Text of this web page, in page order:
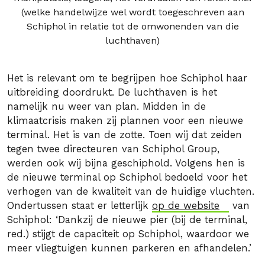
Het is relevant om te begrijpen hoe Schiphol haar
uitbreiding doordrukt. De luchthaven is het
namelijk nu weer van plan. Midden in de
klimaatcrisis maken zij plannen voor een nieuwe
terminal. Het is van de zotte. Toen wij dat zeiden
tegen twee directeuren van Schiphol Group,
werden ook wij bijna geschiphold. Volgens hen is
de nieuwe terminal op Schiphol bedoeld voor het
verhogen van de kwaliteit van de huidige vluchten.
Ondertussen staat er letterlijk op de website
van
Schiphol: ‘Dankzij de nieuwe pier (bij de terminal,
red.) stijgt de capaciteit op Schiphol, waardoor we
meer vliegtuigen kunnen parkeren en afhandelen.’